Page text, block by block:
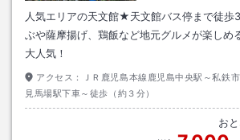
人気エリアの天文館★天文館バス停まで徒歩
ぶや薩摩揚げ、鶏飯など地元グルメが楽しめ
大人気！
アクセス：
ＪＲ鹿児島本線鹿児島中央駅～私鉄
見馬場駅下車～徒歩（約３分）
お